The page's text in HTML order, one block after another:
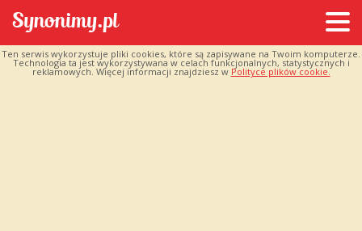
Ten serwis wykorzystuje pliki cookies, które są zapisywane na Twoim komputerze.
Technologia ta jest wykorzystywana w celach funkcjonalnych, statystycznych i
reklamowych. Więcej informacji znajdziesz w Polityce plików cookie.